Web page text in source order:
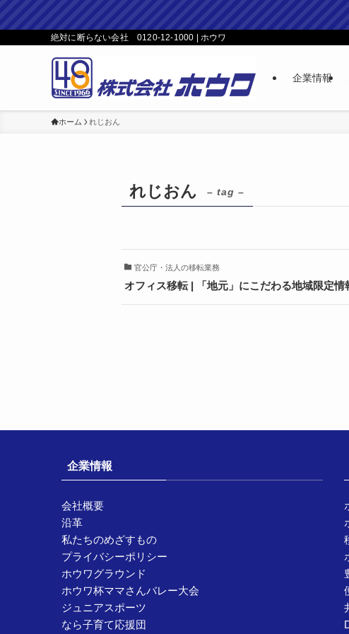
絶対に断らない会社 0120-12-1000 | ホウワ
企業情報
ホーム れじおん
れじおん – tag –
官公庁・法人の移転業務
オフィス移転 | 「地元」にこだわる地域限定情
企業情報
会社概要
沿革
私たちのめざすもの
プライバシーポリシー
ホウワグラウンド
ホウワ杯ママさんバレー大会
ジュニアスポーツ
なら子育て応援団